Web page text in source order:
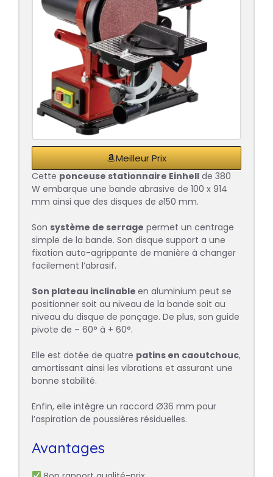
Meilleur Prix
Cette ponceuse stationnaire Einhell de 380
W embarque une bande abrasive de 100 x 914
mm ainsi que des disques de ⌀150 mm.
Son système de serrage permet un centrage
simple de la bande. Son disque support a une
fixation auto-agrippante de manière à changer
facilement l’abrasif.
Son plateau inclinable en aluminium peut se
positionner soit au niveau de la bande soit au
niveau du disque de ponçage. De plus, son guide
pivote de – 60° à + 60°.
Elle est dotée de quatre patins en caoutchouc,
amortissant ainsi les vibrations et assurant une
bonne stabilité.
Enfin, elle intègre un raccord Ø36 mm pour
l’aspiration de poussières résiduelles.
Avantages